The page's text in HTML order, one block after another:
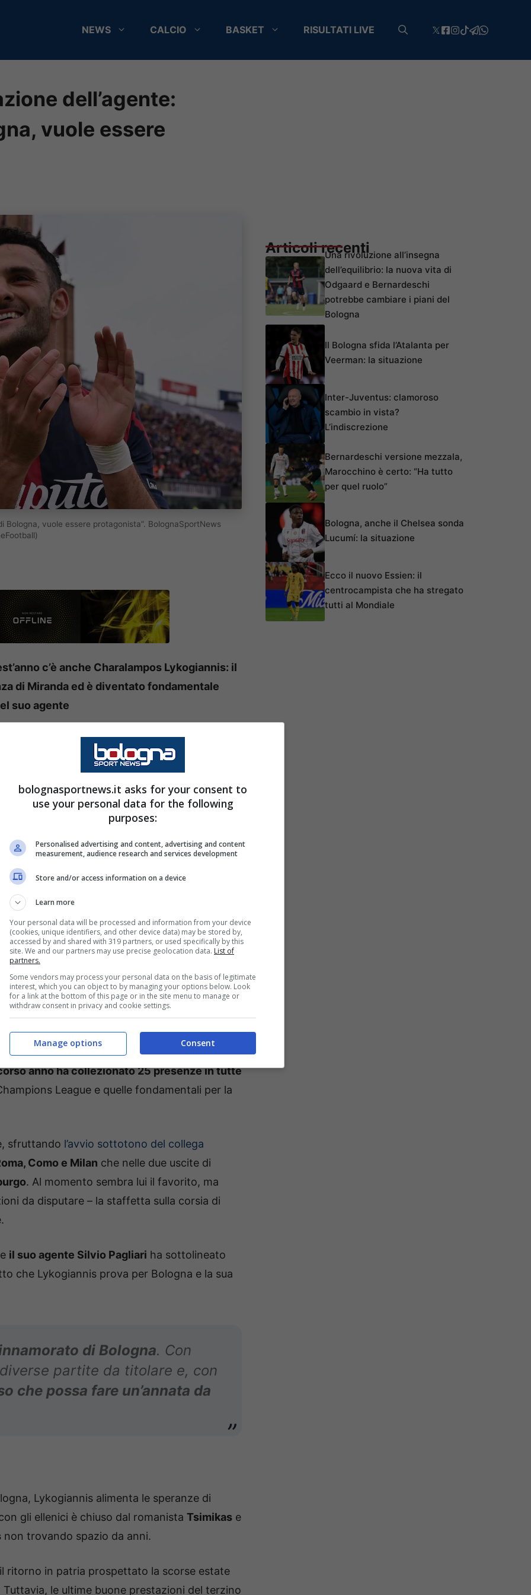
NEWS CALCIO BASKET RISULTATI LIVE
dell’agente:
vuole essere
vuole essere protagonista”. BolognaSportNews
c’è anche Charalampos Lykogiannis: il
di Miranda ed è diventato fondamentale
suo agente
rilegato Lykogiannisal ruolo di riserva, ma
il numero 22 ha riconquistato la fascia
a prestazioni di qualità.
il greco sembrava a un passo dal ritorno in
Bologna. Si stava valutando un rincalzo
su Lykogiannis erinnovare il suo contratto
Una scelta azzeccata.
innamorato di Bologna. Può
nel
sinistro si è trasferito sotto le Due Torri.
4 retied è subito entrato nelle rotazioni di
squadra rossoblù, ma si è sempre rivelato
anno ha collezionato 25 presenze in tutte
League e quelle fondamentali per la
sfruttando l’avvio sottotono del collega
Como e Milan che nelle due uscite di
. Al momento sembra lui il favorito, ma
da disputare – la staffetta sulla corsia di
il suo agente Silvio Pagliari ha sottolineato
che Lykogiannis prova per Bologna e la sua
di Bologna. Con
partite da titolare e, con
che possa fare un’annata da
Lykogiannis alimenta le speranze di
gli ellenici è chiuso dal romanista Tsimikas e
non trovando spazio da anni.
ritorno in patria prospettato la scorse estate
le ultime buone prestazioni del terzino
Articoli recentiUna rivoluzione all’insegna
dell’equilibrio: la nuova vita di
Odgaard e Bernardeschi
potrebbe cambiare i piani del
Bologna
Il Bologna sfida l’Atalanta per
Veerman: la situazione
Inter-Juventus: clamoroso
scambio in vista?
L’indiscrezione
Bernardeschi versione mezzala,
Marocchino è certo: “Ha tutto
per quel ruolo”
Bologna, anche il Chelsea sonda
Lucumí: la situazione
Ecco il nuovo Essien: il
centrocampista che ha stregato
tutti al Mondiale
bolognasportnews.it asks for your consent to
use your personal data for the following
purposes:
Personalised advertising and content, advertising and content
measurement, audience research and services development
Store and/or access information on a device
Learn more
Your personal data will be processed and information from your device
(cookies, unique identifiers, and other device data) may be stored by,
accessed by and shared with 319 partners, or used specifically by this
site. We and our partners may use precise geolocation data. List of
partners.
Some vendors may process your personal data on the basis of legitimate
interest, which you can object to by managing your options below. Look
for a link at the bottom of this page or in the site menu to manage or
withdraw consent in privacy and cookie settings.
Consent
Manage options